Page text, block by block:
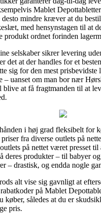
Mablet
mindre kræver at du
med hensynstagen til at
produkt ordnet forinden
selskaber sikrer levering
det at der handles for et
sig for den mest prisbevidste
– uanset om man bor nær
at få fragtmanden til at
i høj grad fleksibelt for
fra diverse outlets på
på nettet været presset til
deres produkter – til babyer
– drastisk, og endda nogle
alt vise sig gavnligt at
på Mablet
køber, således at du er
pris.